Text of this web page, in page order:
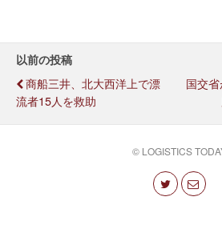
以前の投稿
商船三井、北大西洋上で漂
流者15人を救助
国交
© LOGISTICS